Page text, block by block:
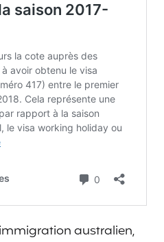
australien,